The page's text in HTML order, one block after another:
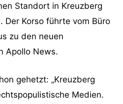
Standort in Kreuzberg
Der Korso führte vom Büro
zu den neuen
Apollo News.
gehetzt: „Kreuzberg
Medien.